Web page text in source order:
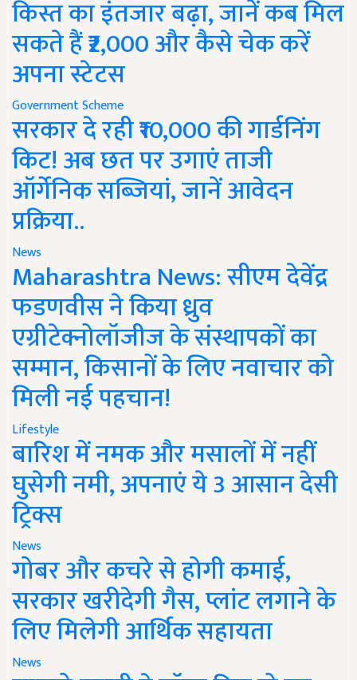
किस्त का इंतजार बढ़ा, जानें कब मिल
सकते हैं ₹2,000 और कैसे चेक करें
अपना स्टेटस
Government Scheme
सरकार दे रही ₹10,000 की गार्डनिंग
किट! अब छत पर उगाएं ताजी
ऑर्गेनिक सब्जियां, जानें आवेदन
प्रक्रिया..
News
Maharashtra News: सीएम देवेंद्र
फडणवीस ने किया ध्रुव
एग्रीटेक्नोलॉजीज के संस्थापकों का
सम्मान, किसानों के लिए नवाचार को
मिली नई पहचान!
Lifestyle
बारिश में नमक और मसालों में नहीं
घुसेगी नमी, अपनाएं ये 3 आसान देसी
ट्रिक्स
News
गोबर और कचरे से होगी कमाई,
सरकार खरीदेगी गैस, प्लांट लगाने के
लिए मिलेगी आर्थिक सहायता
News